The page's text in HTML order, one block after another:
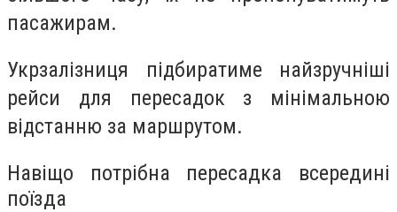
пасажирам.
Укрзалізниця підбиратиме найзручніші
рейси для пересадок з мінімальною
відстанню за маршрутом.
Навіщо потрібна пересадка всередині
поїзда